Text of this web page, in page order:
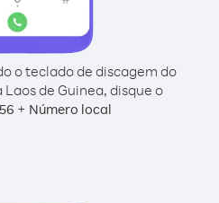
o teclado de discagem do
de Guinea, disque o
+ Número local